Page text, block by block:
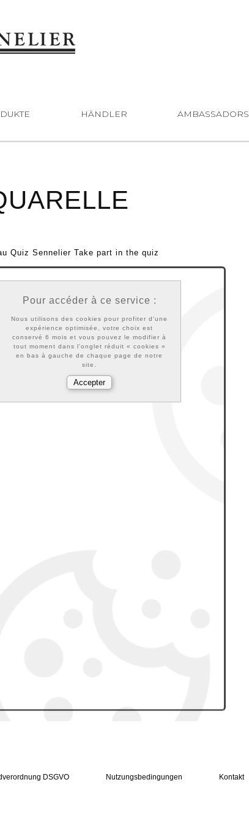
HÄNDLER AMBASSADORS
Quiz Sennelier Take part in the quiz
Pour accéder à ce service :
Nous utilisons des cookies pour profiter d'une
expérience optimisée, votre choix est
conservé 6 mois et vous pouvez le modifier à
tout moment dans l'onglet réduit « cookies »
en bas à gauche de chaque page de notre
site.
DSGVO Nutzungsbedingungen Kontakt